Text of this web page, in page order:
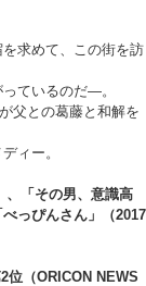
求めて、この街を訪
ているのだ―。
父との葛藤と和解を
ィー。
「その男、意識高
っぴんさん」（2017
位（ORICON NEWS